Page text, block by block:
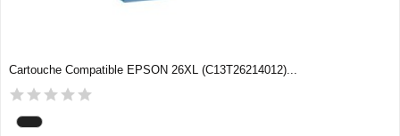
Cartouche Compatible EPSON 26XL (C13T26214012)...